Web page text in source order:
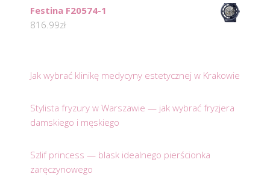
Festina F20574-1
816.99zł
Jak wybrać klinikę medycyny estetycznej w Krakowie
Stylista fryzury w Warszawie — jak wybrać fryzjera
damskiego i męskiego
Szlif princess — blask idealnego pierścionka
zaręczynowego